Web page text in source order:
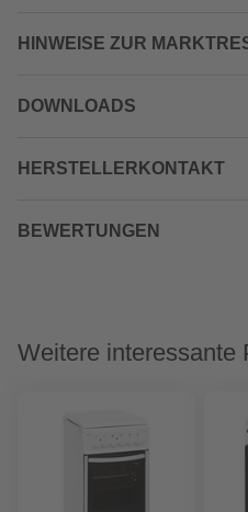
HINWEISE ZUR
DOWNLOADS
HERSTELLERKONTAKT
BEWERTUNGEN
Weitere interessante